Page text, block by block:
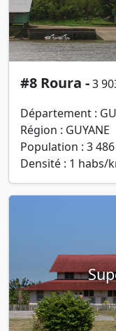
#8 Roura -3
Département :
Région : GUYANE
Population : 3
Densité : 1 habs/